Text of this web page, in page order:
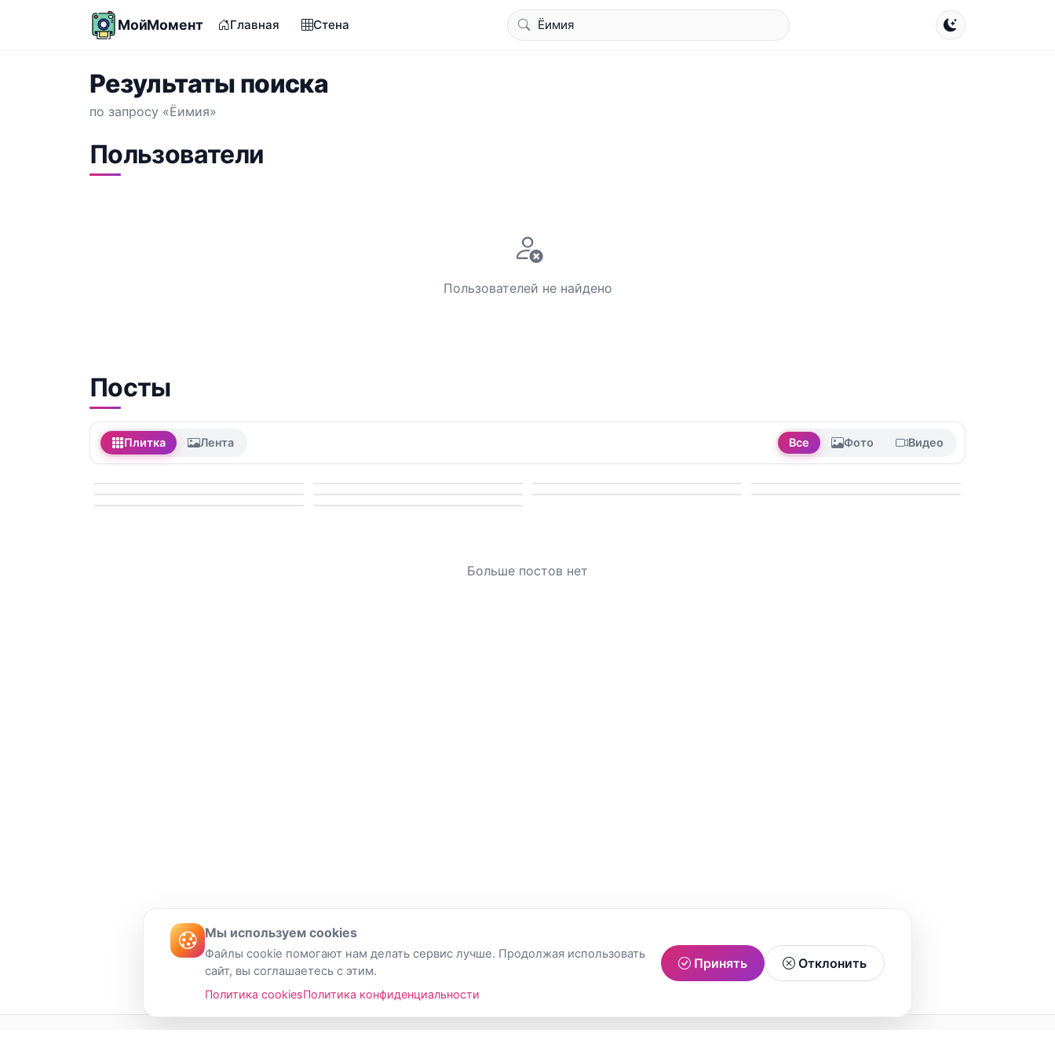
МойМомент Главная Стена
Результаты поиска
по запросу «Ёимия»
Пользователи
Пользователей не найдено
Посты
Плитка Лента Все Фото Видео
Больше постов нет
Мы используем cookies
Файлы cookie помогают нам делать сервис лучше. Продолжая использовать
сайт, вы соглашаетесь с этим.
Политика cookiesПолитика конфиденциальности
Принять Отклонить